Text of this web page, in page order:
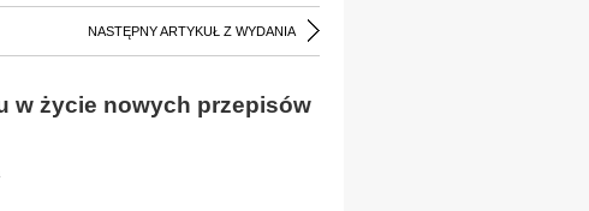
NASTĘPNY ARTYKUŁ Z WYDANIA
w życie nowych przepisów